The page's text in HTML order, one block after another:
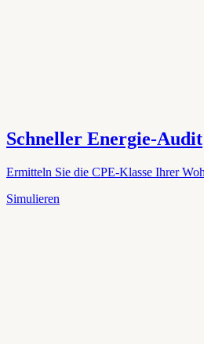
Schneller Energie-Audit
Ermitteln Sie die CPE-Klasse Ihrer
Simulieren